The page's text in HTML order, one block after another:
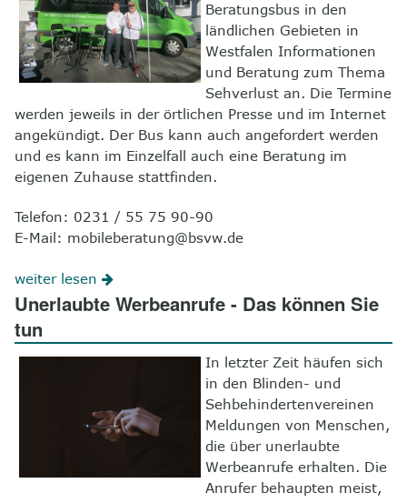
Beratungsbus in den
ländlichen Gebieten in
Westfalen Informationen
und Beratung zum Thema
Sehverlust an. Die Termine
werden jeweils in der örtlichen Presse und im Internet
angekündigt. Der Bus kann auch angefordert werden
und es kann im Einzelfall auch eine Beratung im
eigenen Zuhause stattfinden.
Telefon: 0231 / 55 75 90-90
E-Mail: mobileberatung@bsvw.de
weiter lesen
Unerlaubte Werbeanrufe - Das können Sie
tun
In letzter Zeit häufen sich
in den Blinden- und
Sehbehindertenvereinen
Meldungen von Menschen,
die über unerlaubte
Werbeanrufe erhalten. Die
Anrufer behaupten meist,